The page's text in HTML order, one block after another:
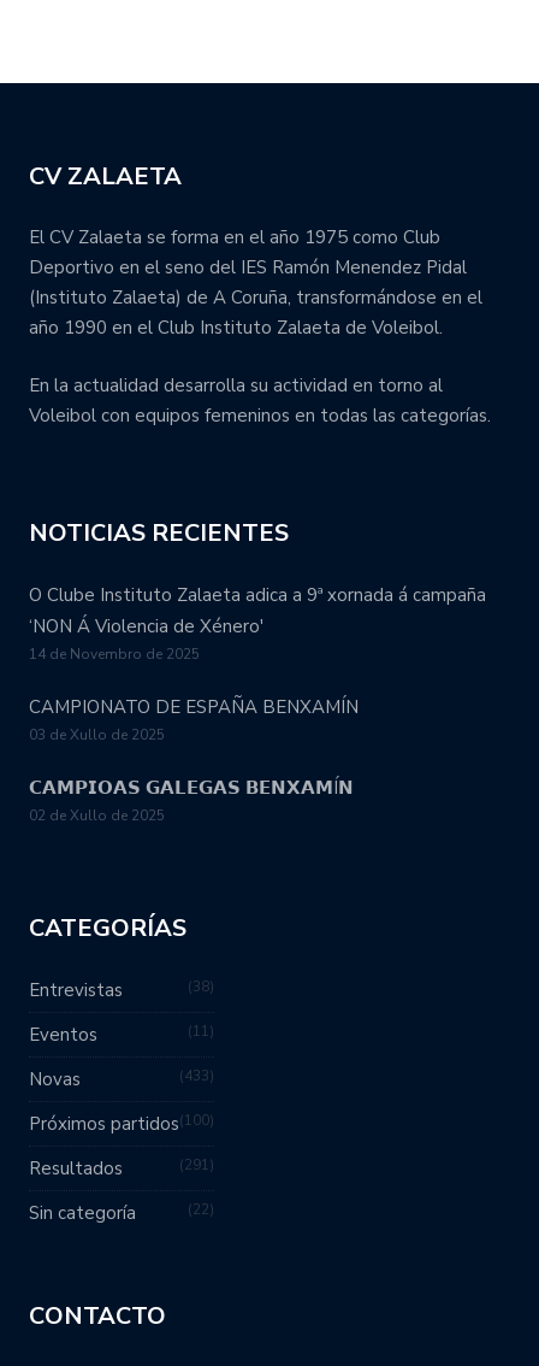
CV ZALAETA
El CV Zalaeta se forma en el año 1975 como Club
Deportivo en el seno del IES Ramón Menendez Pidal
(Instituto Zalaeta) de A Coruña, transformándose en el
año 1990 en el Club Instituto Zalaeta de Voleibol.
En la actualidad desarrolla su actividad en torno al
Voleibol con equipos femeninos en todas las categorías.
NOTICIAS RECIENTES
O Clube Instituto Zalaeta adica a 9ª xornada á campaña
‘NON Á Violencia de Xénero'
14 de Novembro de 2025
CAMPIONATO DE ESPAÑA BENXAMÍN
03 de Xullo de 2025
𝗖𝗔𝗠𝗣𝗜𝗢𝗔𝗦 𝗚𝗔𝗟𝗘𝗚𝗔𝗦 𝗕𝗘𝗡𝗫𝗔𝗠Í𝗡
02 de Xullo de 2025
CATEGORÍAS
Entrevistas 38
Eventos 11
Novas 433
Próximos partidos 100
Resultados 291
Sin categoría 22
CONTACTO